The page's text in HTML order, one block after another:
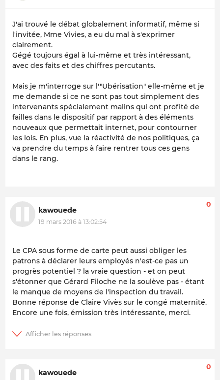
J'ai trouvé le débat globalement informatif, même si
l'invitée, Mme Vivies, a eu du mal à s'exprimer
clairement.
Gégé toujours égal à lui-même et très intéressant,
avec des faits et des chiffres percutants.
Mais je m'interroge sur l'"Ubérisation" elle-même et je
me demande si ce ne sont pas tout simplement des
intervenants spécialement malins qui ont profité de
failles dans le dispositif par rapport à des éléments
nouveaux que permettait internet, pour contourner
les lois. En plus, vue la réactivité de nos politiques, ça
va prendre du temps à faire rentrer tous ces gens
dans le rang.
kawouede
19 mars 2016 à 13:02:54
0
Le CPA sous forme de carte peut aussi obliger les
patrons à déclarer leurs employés n'est-ce pas un
progrès potentiel ? la vraie question - et on peut
s'étonner que Gérard Filoche ne la soulève pas - étant
le manque de moyens de l'inspection du travail.
Bonne réponse de Claire Vivès sur le congé maternité.
Encore une fois, émission très intéressante, merci.
kawouede
0